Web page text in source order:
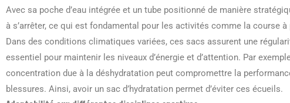
Avec sa poche d’eau intégrée et un tube positionné de manière
à s’arrêter, ce qui est fondamental pour les activités comme la course
Dans des conditions climatiques variées, ces sacs assurent une
essentiel pour maintenir les niveaux d’énergie et d’attention. Par
concentration due à la déshydratation peut compromettre la
blessures. Ainsi, avoir un sac d’hydratation permet d’éviter ces écueils.